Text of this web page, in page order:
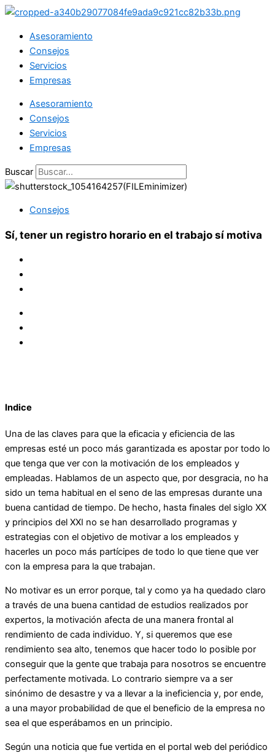
Ir
contenidoAsesoramiento
Consejos
Servicios
Empresas
Asesoramiento
Consejos
Servicios
Empresas
Buscar
Consejos
Sí, tener un registro horario en el trabajo sí motiva
Indice
Una de las claves para que la eficacia y eficiencia de las
empresas esté un poco más garantizada es apostar por todo lo
que tenga que ver con la motivación de los empleados y
empleadas. Hablamos de un aspecto que, por desgracia, no ha
sido un tema habitual en el seno de las empresas durante una
buena cantidad de tiempo. De hecho, hasta finales del siglo XX
y principios del XXI no se han desarrollado programas y
estrategias con el objetivo de motivar a los empleados y
hacerles un poco más partícipes de todo lo que tiene que ver
con la empresa para la que trabajan.
No motivar es un error porque, tal y como ya ha quedado claro
a través de una buena cantidad de estudios realizados por
expertos, la motivación afecta de una manera frontal al
rendimiento de cada individuo. Y, si queremos que ese
rendimiento sea alto, tenemos que hacer todo lo posible por
conseguir que la gente que trabaja para nosotros se encuentre
perfectamente motivada. Lo contrario siempre va a ser
sinónimo de desastre y va a llevar a la ineficiencia y, por ende,
a una mayor probabilidad de que el beneficio de la empresa no
sea el que esperábamos en un principio.
Según una noticia que fue vertida en el portal web del periódico